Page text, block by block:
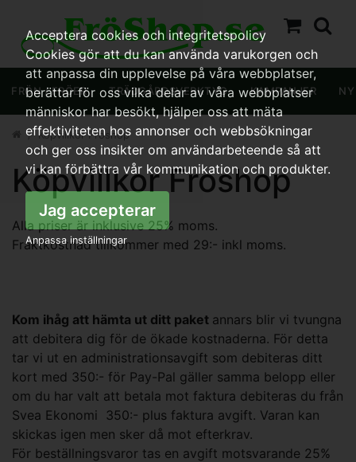
FRÖN / FRÖER TRÄDGÅRDSVERKTYG KAMPANJER
Köpvillkor Froshop
Köpvillkor Froshop
Alla priser är inklusive 25% moms.
Fraktkostnad tillkommer med 29:- inkl moms.
Kom ihåg att hämta ut ditt paket annars blir vi tvungna
att debitera dig för de ökade kostnaderna. För detta
tar vi ut en administrationsavgift som debiteras ditt
kort med 350:- för Pay-Pal gäller samma belopp eller
om du har valt att betala mot faktura debiteras du från
Svea Ekonomi 350:- plus faktura avgift. Varan kan
skickas igen men sker då mot efterkrav.
För beställningsvaror tas en avgift motsvarande 25%
Acceptera cookies och integritetspolicy
Cookies gör att du kan använda varukorgen och
att anpassa din upplevelse på våra webbplatser,
berättar för oss vilka delar av våra webbplatser
människor har besökt, hjälper oss att mäta
effektiviteten hos annonser och webbsökningar
och ger oss insikter om användarbeteende så att
vi kan förbättra vår kommunikation och produkter.
Jag accepterar
Anpassa inställningar